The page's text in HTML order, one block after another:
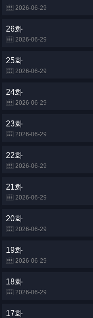
2026-06-29
26화
2026-06-29
25화
2026-06-29
24화
2026-06-29
23화
2026-06-29
22화
2026-06-29
21화
2026-06-29
20화
2026-06-29
19화
2026-06-29
18화
2026-06-29
17화